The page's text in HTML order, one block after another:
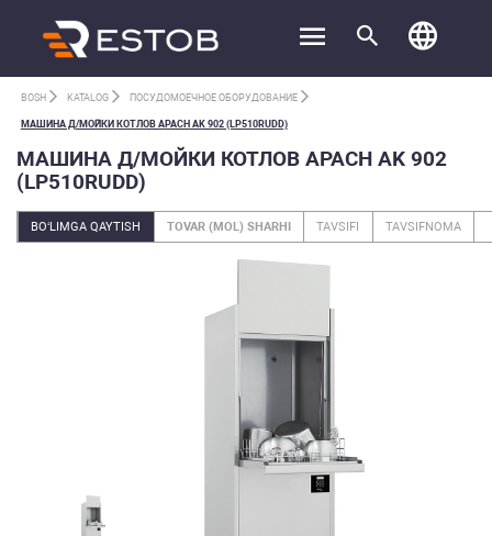
BOSH KATALOG ПОСУДОМОЕЧНОЕ ОБОРУДОВАНИЕ
МАШИНА Д/МОЙКИ КОТЛОВ APACH AK 902 (LP510RUDD)
МАШИНА Д/МОЙКИ КОТЛОВ APACH AK 902
(LP510RUDD)
BO‘LIMGA QAYTISH TOVAR (MOL) SHARHI TAVSIFI TAVSIFNOMA